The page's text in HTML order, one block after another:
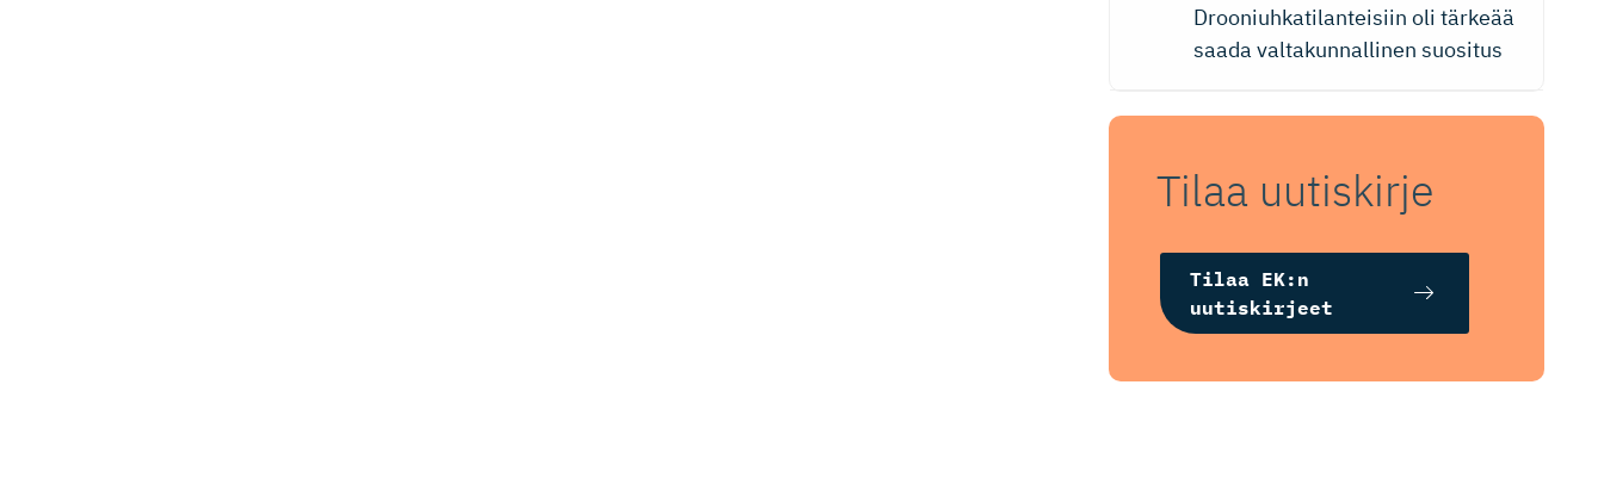
Drooniuhkatilanteisiin oli tärkeää
saada valtakunnallinen suositus
Tilaa uutiskirje
Tilaa EK:n
uutiskirjeet